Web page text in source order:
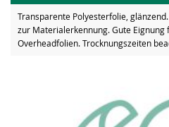
Transparente Polyesterfolie,
zur Materialerkennung. Gute Eignung
Overheadfolien. Trocknungszeiten